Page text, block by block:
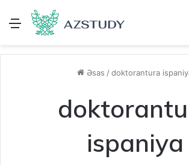
Menu
Əsas /doktorantura
ispaniya